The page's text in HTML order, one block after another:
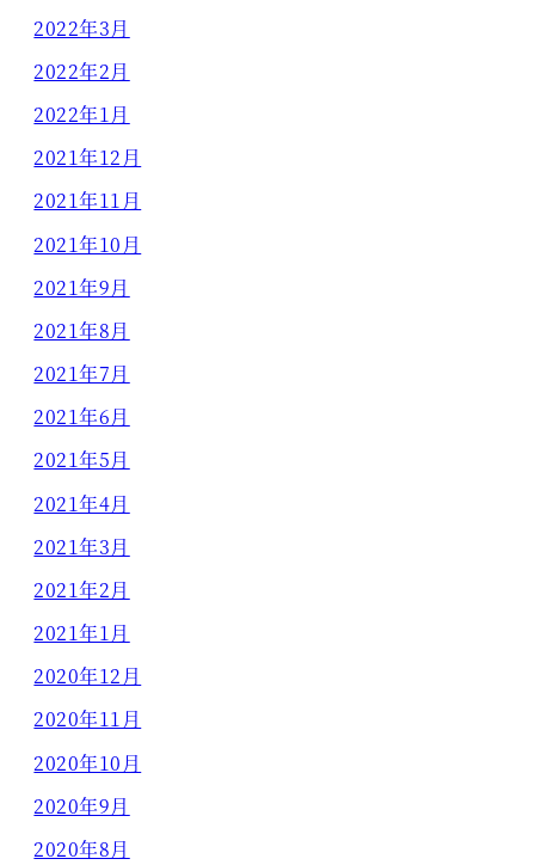
2022年3月
2022年2月
2022年1月
2021年12月
2021年11月
2021年10月
2021年9月
2021年8月
2021年7月
2021年6月
2021年5月
2021年4月
2021年3月
2021年2月
2021年1月
2020年12月
2020年11月
2020年10月
2020年9月
2020年8月